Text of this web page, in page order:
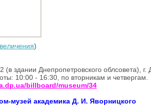
)
(в здании Днепропетровского облсовета), г.
10:00 - 16:30, по вторникам и
billboard/museum/34
музей академика Д. И. Яворницкого